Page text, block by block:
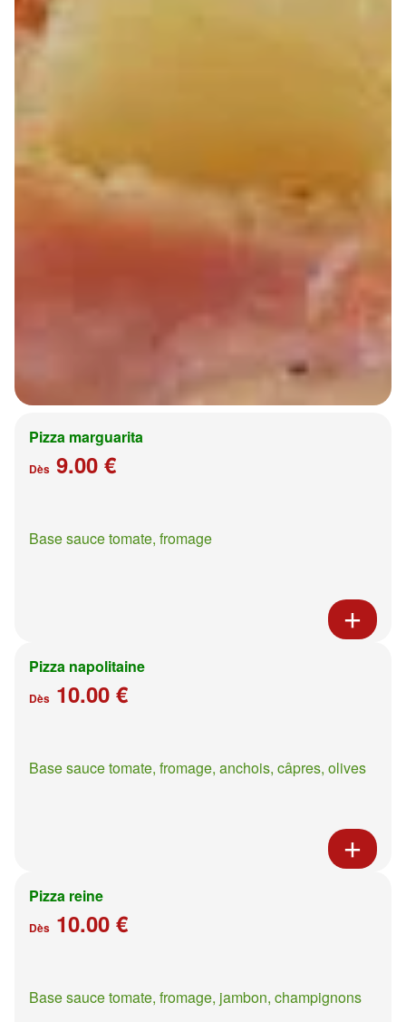
Pizza marguarita
Dès 9.00 €
Base sauce tomate, fromage
Pizza napolitaine
Dès 10.00 €
Base sauce tomate, fromage, anchois, câpres, olives
Pizza reine
Dès 10.00 €
Base sauce tomate, fromage, jambon, champignons